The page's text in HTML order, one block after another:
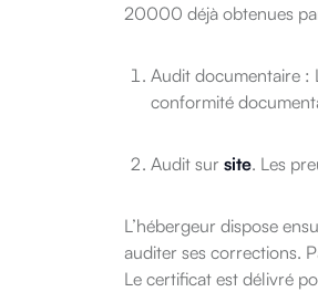
20000 déjà obtenues
Audit documentaire :
conformité
Audit sur site. Les
L’hébergeur dispose
auditer ses corrections.
Le certificat est délivré